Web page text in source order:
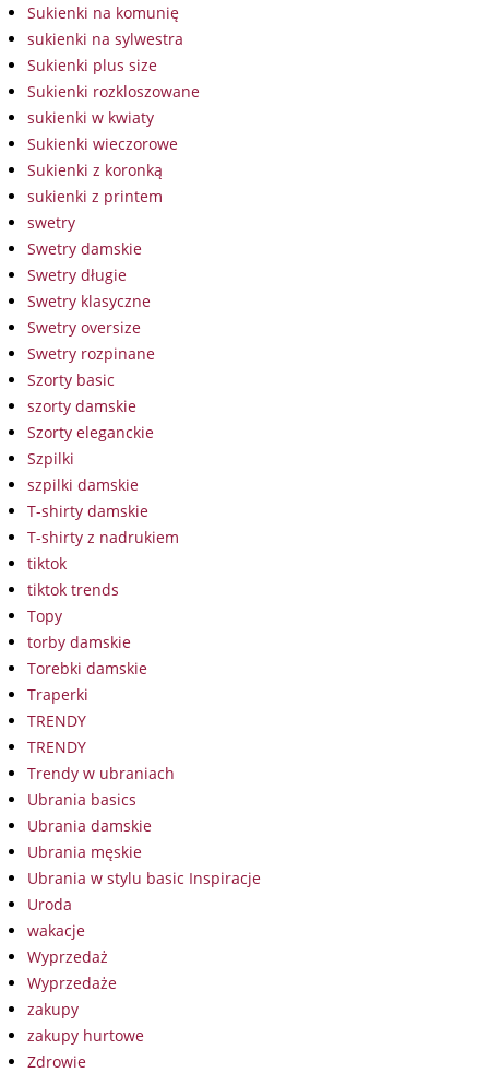
Sukienki na komunię
sukienki na sylwestra
Sukienki plus size
Sukienki rozkloszowane
sukienki w kwiaty
Sukienki wieczorowe
Sukienki z koronką
sukienki z printem
swetry
Swetry damskie
Swetry długie
Swetry klasyczne
Swetry oversize
Swetry rozpinane
Szorty basic
szorty damskie
Szorty eleganckie
Szpilki
szpilki damskie
T-shirty damskie
T-shirty z nadrukiem
tiktok
tiktok trends
Topy
torby damskie
Torebki damskie
Traperki
TRENDY
TRENDY
Trendy w ubraniach
Ubrania basics
Ubrania damskie
Ubrania męskie
Ubrania w stylu basic Inspiracje
Uroda
wakacje
Wyprzedaż
Wyprzedaże
zakupy
zakupy hurtowe
Zdrowie